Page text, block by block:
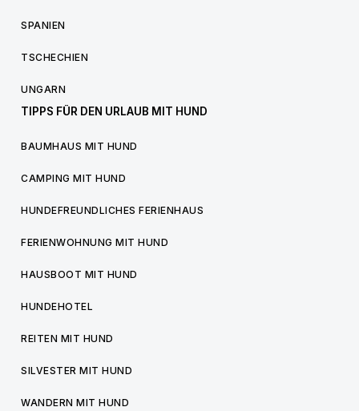
SPANIEN
TSCHECHIEN
UNGARN
TIPPS FÜR DEN URLAUB MIT HUND
BAUMHAUS MIT HUND
CAMPING MIT HUND
HUNDEFREUNDLICHES FERIENHAUS
FERIENWOHNUNG MIT HUND
HAUSBOOT MIT HUND
HUNDEHOTEL
REITEN MIT HUND
SILVESTER MIT HUND
WANDERN MIT HUND